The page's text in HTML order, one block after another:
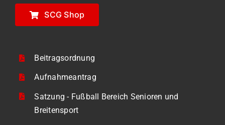
SCG Shop
Beitragsordnung
Aufnahmeantrag
Satzung - Fußball Bereich Senioren und
Breitensport